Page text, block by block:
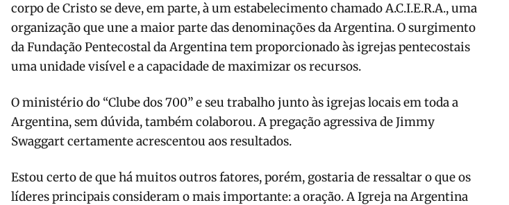
corpo de Cristo se deve, em parte, à um estabelecimento chamado A.C.I.E.R.A., uma
organiza­ção que une a maior parte das de­nominações da Argentina. O surgimen­to
da Fundação Pentecostal da Argen­tina tem proporcionado às igrejas pentecostais
uma unidade visível e a capacidade de maximizar os recursos.
O ministério do “Clube dos 700” e seu trabalho junto às igrejas locais em toda a
Argentina, sem dúvida, também cola­borou. A pregação agressiva de Jimmy
Swaggart certamente acrescentou aos resultados.
Estou certo de que há muitos outros fatores, porém, gostaria de ressaltar o que os
líderes principais consideram o mais importante: a oração. A Igreja na Argentina